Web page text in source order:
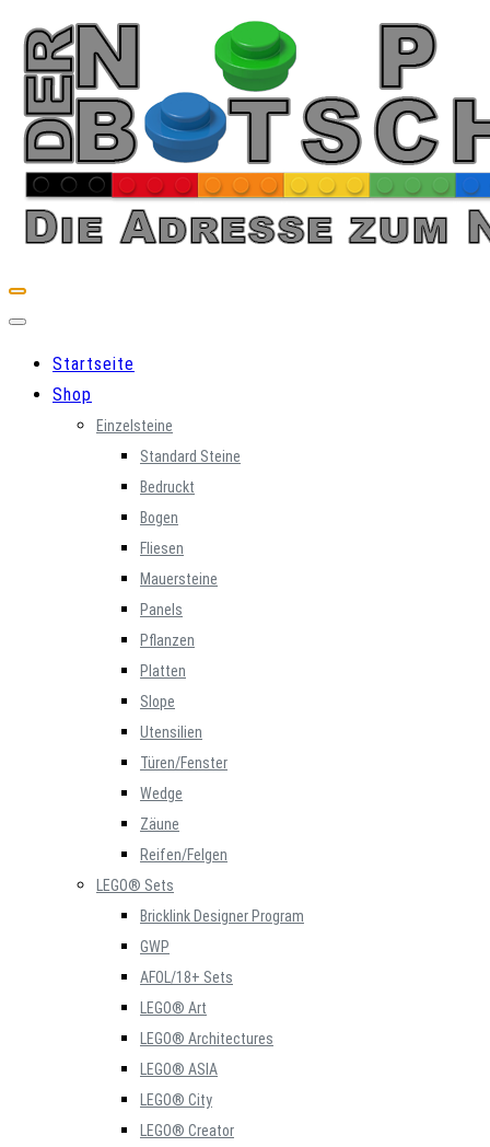
Skip
content
Startseite
Shop
Einzelsteine
Standard Steine
Bedruckt
Bogen
Fliesen
Mauersteine
Panels
Pflanzen
Platten
Slope
Utensilien
Türen/Fenster
Wedge
Zäune
Reifen/Felgen
LEGO® Sets
Bricklink Designer Program
GWP
AFOL/18+ Sets
LEGO® Art
LEGO® Architectures
LEGO® ASIA
LEGO® City
LEGO® Creator